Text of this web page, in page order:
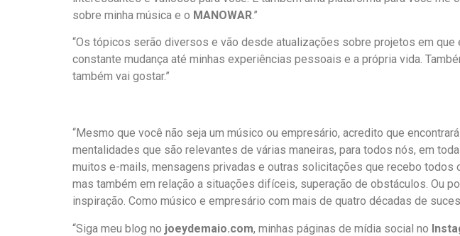
sobre minha música e o MANOWAR.”
“Os tópicos serão diversos e vão desde atualizações sobre projetos em
constante mudança até minhas experiências pessoais e a própria vida.
também vai gostar.”
“Mesmo que você não seja um músico ou empresário, acredito que
mentalidades que são relevantes de várias maneiras, para todos nós, em
muitos e-mails, mensagens privadas e outras solicitações que recebo
mas também em relação a situações difíceis, superação de obstáculos. Ou
inspiração. Como músico e empresário com mais de quatro décadas de
“Siga meu blog no joeydemaio.com, minhas páginas de mídia social no